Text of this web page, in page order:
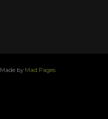
Made by Mad Pages